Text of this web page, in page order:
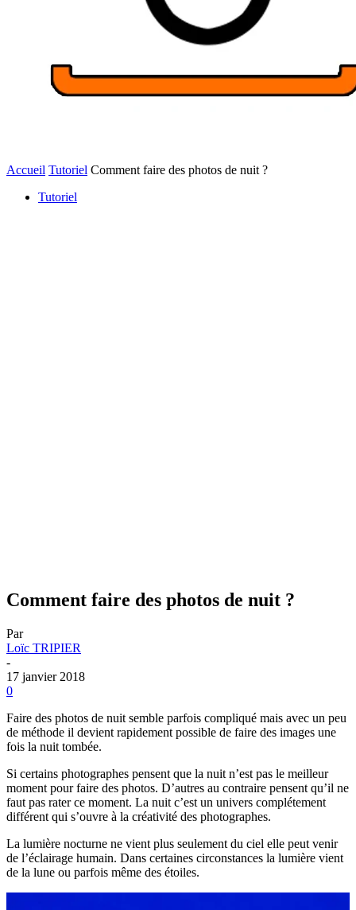
Accueil Tutoriel Comment faire des photos de nuit ?
Tutoriel
Comment faire des photos de nuit ?
Par
Loïc TRIPIER
-
17 janvier 2018
0
Faire des photos de nuit semble parfois compliqué mais avec un peu
de méthode il devient rapidement possible de faire des images une
fois la nuit tombée.
Si certains photographes pensent que la nuit n’est pas le meilleur
moment pour faire des photos. D’autres au contraire pensent qu’il ne
faut pas rater ce moment. La nuit c’est un univers complétement
différent qui s’ouvre à la créativité des photographes.
La lumière nocturne ne vient plus seulement du ciel elle peut venir
de l’éclairage humain. Dans certaines circonstances la lumière vient
de la lune ou parfois même des étoiles.